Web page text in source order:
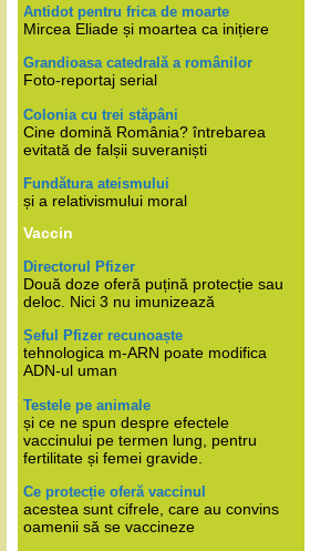
Antidot pentru frica de moarte
Mircea Eliade și moartea ca inițiere
Grandioasa catedrală a românilor
Foto-reportaj serial
Colonia cu trei stăpâni
Cine domină România? întrebarea
evitată de falșii suveraniști
Fundătura ateismului
și a relativismului moral
Vaccin
Directorul Pfizer
Două doze oferă puțină protecție sau
deloc. Nici 3 nu imunizează
Șeful Pfizer recunoaște
tehnologica m-ARN poate modifica
ADN-ul uman
Testele pe animale
și ce ne spun despre efectele
vaccinului pe termen lung, pentru
fertilitate și femei gravide.
Ce protecție oferă vaccinul
acestea sunt cifrele, care au convins
oamenii să se vaccineze